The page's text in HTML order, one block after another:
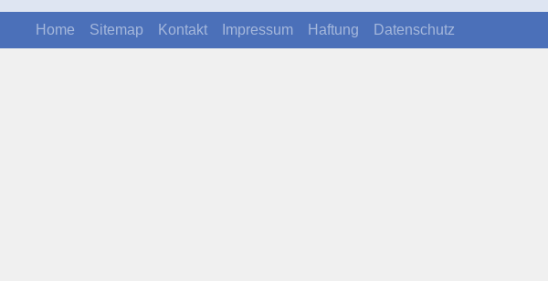
Home Sitemap Kontakt Impressum Haftung Datenschutz